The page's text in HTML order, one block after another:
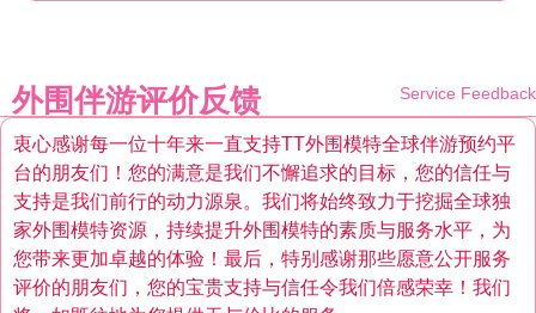
外围伴游评价反馈 Service Feedback
衷心感谢每一位十年来一直支持TT外围模特全球伴游预约平
台的朋友们！您的满意是我们不懈追求的目标，您的信任与
支持是我们前行的动力源泉。我们将始终致力于挖掘全球独
家外围模特资源，持续提升外围模特的素质与服务水平，为
您带来更加卓越的体验！最后，特别感谢那些愿意公开服务
评价的朋友们，您的宝贵支持与信任令我们倍感荣幸！我们